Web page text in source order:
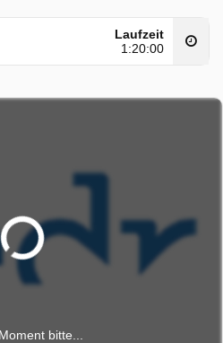
er es mit dem gefundenen
erscheinen zu seiner
die ihm ihre Dienste
heiraten, und für das
MDR ausgestrahlt am
Uhr.
Laufzeit
1:20:00
bitte...